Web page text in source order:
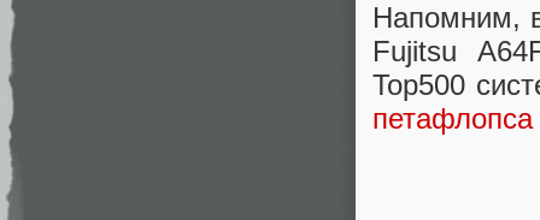
Напомним,
Fujitsu
Top500
петафлопса